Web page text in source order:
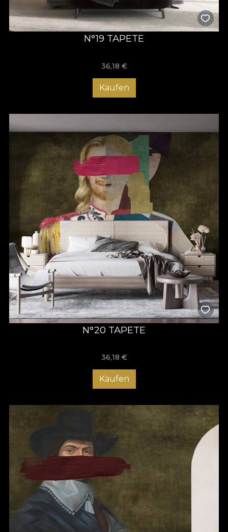
N°19 TAPETE
36,18 €
Kaufen
N°20 TAPETE
36,18 €
Kaufen